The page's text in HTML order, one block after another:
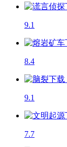
9.1
8.4
9.1
7.7